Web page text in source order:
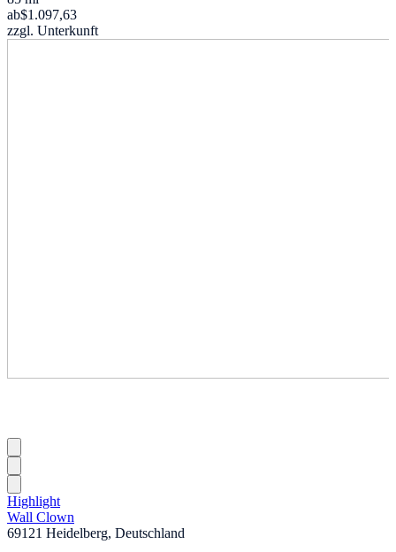
ab$1.097,63
zzgl. Unterkunft
Highlight
Wall Clown
69121 Heidelberg, Deutschland